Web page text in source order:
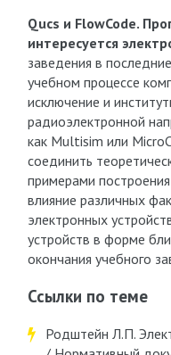
Qucs и FlowCode.
интересуется
заведения в
учебном процессе
исключение и
радиоэлектронной
как Multisim или
соединить
примерами
влияние различных
электронных
устройств в форме
окончания учебного
Ссылки по теме
Родштейн Л.П.